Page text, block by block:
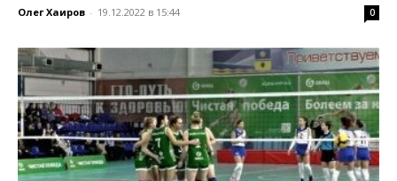
Олег Хаиров - 19.12.2022 в 15:44 0